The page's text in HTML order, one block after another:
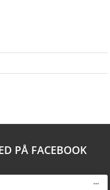
PÅ FACEBOOK